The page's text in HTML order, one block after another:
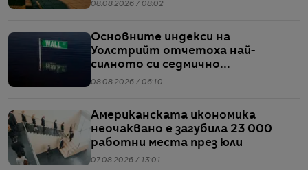
08.08.2026 / 08:02
Основните индекси на
Уолстрийт отчетоха най-
силното си седмично
представяне от април насам
08.08.2026 / 06:10
Американската икономика
неочаквано е загубила 23 000
работни места през юли
07.08.2026 / 13:01